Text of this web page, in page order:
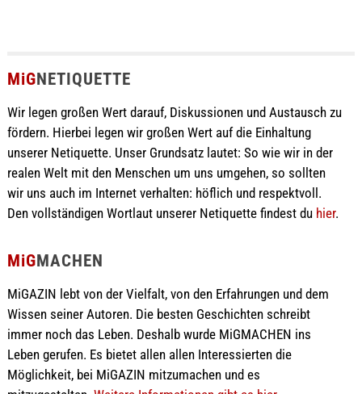
MiGNETIQUETTE
Wir legen großen Wert darauf, Diskussionen und Austausch zu
fördern. Hierbei legen wir großen Wert auf die Einhaltung
unserer Netiquette. Unser Grundsatz lautet: So wie wir in der
realen Welt mit den Menschen um uns umgehen, so sollten
wir uns auch im Internet verhalten: höflich und respektvoll.
Den vollständigen Wortlaut unserer Netiquette findest du hier.
MiGMACHEN
MiGAZIN lebt von der Vielfalt, von den Erfahrungen und dem
Wissen seiner Autoren. Die besten Geschichten schreibt
immer noch das Leben. Deshalb wurde MiGMACHEN ins
Leben gerufen. Es bietet allen allen Interessierten die
Möglichkeit, bei MiGAZIN mitzumachen und es